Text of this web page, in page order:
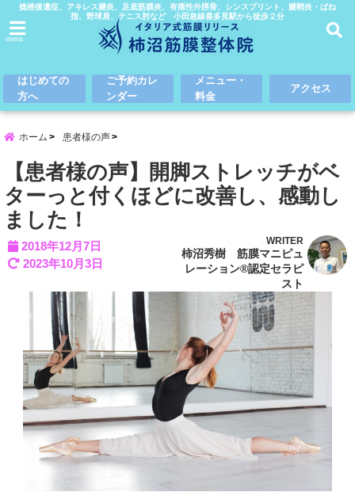
捻挫後遺症、アキレス腱炎、足底筋膜炎、有痛性外脛骨、シンスプリント、腱鞘炎・ばね
指、野球肩、テニス肘など 小田急線喜多見駅から徒歩２分
menu
はじめての
方へ
ご予約カレ
ンダー
メニュー・
料金
アクセス
ホーム 患者様の声
【患者様の声】開脚ストレッチがベ
ターっと付くほどに改善し、感動し
ました！
2018年12月7日
2023年10月3日
WRITER
柿沼秀樹 筋膜マニピュ
レーション®認定セラピ
スト